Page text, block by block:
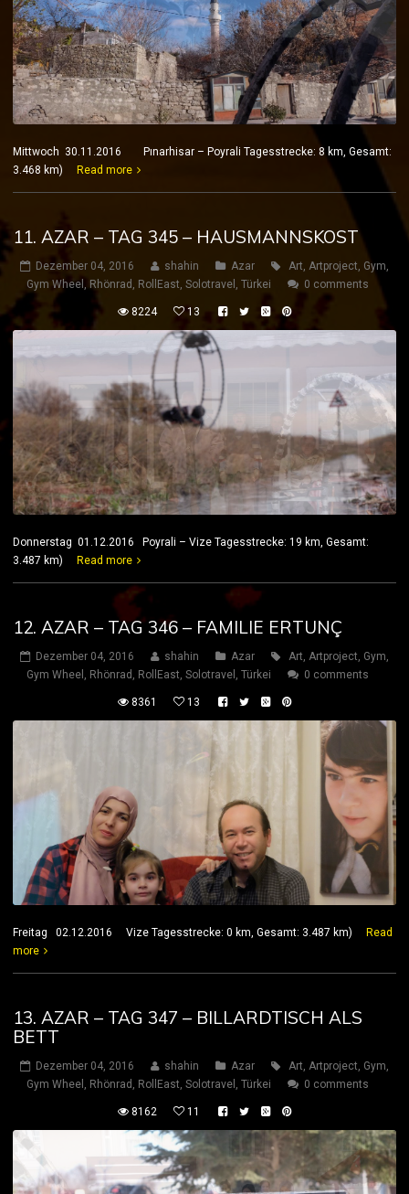
Mittwoch 30.11.2016 Pınarhisar – Poyrali Tagesstrecke: 8 km, Gesamt:
3.468 km)
Read more
11. AZAR – TAG 345 – HAUSMANNSKOST
Dezember 04, 2016 shahin Azar Art, Artproject, Gym,
Gym Wheel , Rhönrad , RollEast, Solotravel , Türkei 0 comments
8224 13
Donnerstag 01.12.2016 Poyrali – Vize Tagesstrecke: 19 km, Gesamt:
3.487 km)
Read more
12. AZAR – TAG 346 – FAMILIE ERTUNÇ
Dezember 04, 2016 shahin Azar Art, Artproject, Gym,
Gym Wheel , Rhönrad , RollEast, Solotravel , Türkei 0 comments
8361 13
Freitag 02.12.2016 Vize Tagesstrecke: 0 km, Gesamt: 3.487 km)
Read
more
13. AZAR – TAG 347 – BILLARDTISCH ALS
BETT
Dezember 04, 2016 shahin Azar Art, Artproject, Gym,
Gym Wheel , Rhönrad , RollEast, Solotravel , Türkei 0 comments
8162 11